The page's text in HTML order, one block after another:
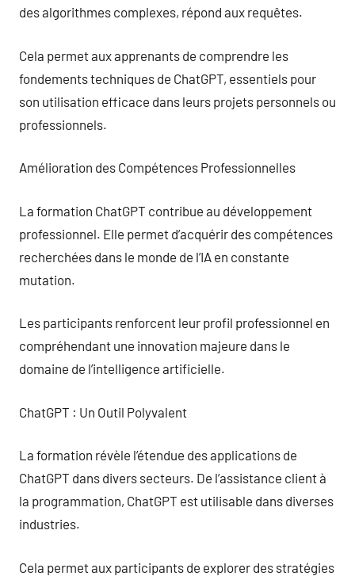
des algorithmes complexes, répond aux requêtes.
Cela permet aux apprenants de comprendre les
fondements techniques de ChatGPT, essentiels pour
son utilisation efficace dans leurs projets personnels ou
professionnels.
Amélioration des Compétences Professionnelles
La formation ChatGPT contribue au développement
professionnel. Elle permet d’acquérir des compétences
recherchées dans le monde de l’IA en constante
mutation.
Les participants renforcent leur profil professionnel en
compréhendant une innovation majeure dans le
domaine de l’intelligence artificielle.
ChatGPT : Un Outil Polyvalent
La formation révèle l’étendue des applications de
ChatGPT dans divers secteurs. De l’assistance client à
la programmation, ChatGPT est utilisable dans diverses
industries.
Cela permet aux participants de explorer des stratégies